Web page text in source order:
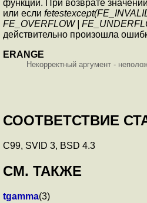
функций. При возврате
или если
FE_OVERFLOW |
действительно произошла
ERANGE
Некорректный аргумент -
СООТВЕТСТВИЕ
C99, SVID 3, BSD 4.3
СМ. ТАКЖЕ
tgamma(3)